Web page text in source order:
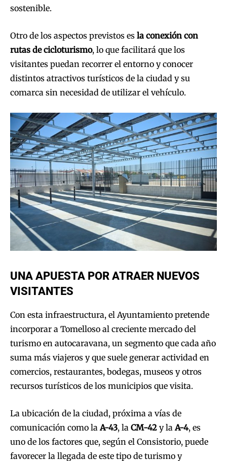
sostenible.
Otro de los aspectos previstos es la conexión con
rutas de cicloturismo, lo que facilitará que los
visitantes puedan recorrer el entorno y conocer
distintos atractivos turísticos de la ciudad y su
comarca sin necesidad de utilizar el vehículo.
UNA APUESTA POR ATRAER NUEVOS
VISITANTES
Con esta infraestructura, el Ayuntamiento pretende
incorporar a Tomelloso al creciente mercado del
turismo en autocaravana, un segmento que cada año
suma más viajeros y que suele generar actividad en
comercios, restaurantes, bodegas, museos y otros
recursos turísticos de los municipios que visita.
La ubicación de la ciudad, próxima a vías de
comunicación como laA-43, la CM-42 y laA-4, es
uno de los factores que, según el Consistorio, puede
favorecer la llegada de este tipo de turismo y